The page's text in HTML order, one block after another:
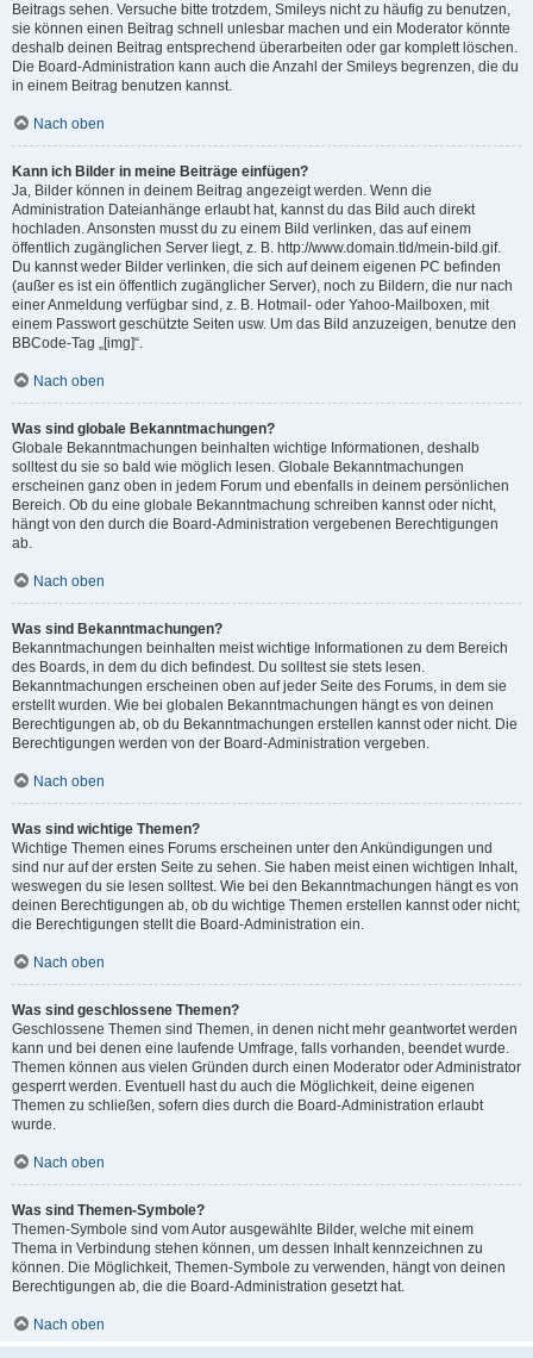
Beitrags sehen. Versuche bitte trotzdem, Smileys nicht zu häufig zu benutzen,
sie können einen Beitrag schnell unlesbar machen und ein Moderator könnte
deshalb deinen Beitrag entsprechend überarbeiten oder gar komplett löschen.
Die Board-Administration kann auch die Anzahl der Smileys begrenzen, die du
in einem Beitrag benutzen kannst.
Nach oben
Kann ich Bilder in meine Beiträge einfügen?
Ja, Bilder können in deinem Beitrag angezeigt werden. Wenn die
Administration Dateianhänge erlaubt hat, kannst du das Bild auch direkt
hochladen. Ansonsten musst du zu einem Bild verlinken, das auf einem
öffentlich zugänglichen Server liegt, z. B. http://www.domain.tld/mein-bild.gif.
Du kannst weder Bilder verlinken, die sich auf deinem eigenen PC befinden
(außer es ist ein öffentlich zugänglicher Server), noch zu Bildern, die nur nach
einer Anmeldung verfügbar sind, z. B. Hotmail- oder Yahoo-Mailboxen, mit
einem Passwort geschützte Seiten usw. Um das Bild anzuzeigen, benutze den
BBCode-Tag „[img]“.
Nach oben
Was sind globale Bekanntmachungen?
Globale Bekanntmachungen beinhalten wichtige Informationen, deshalb
solltest du sie so bald wie möglich lesen. Globale Bekanntmachungen
erscheinen ganz oben in jedem Forum und ebenfalls in deinem persönlichen
Bereich. Ob du eine globale Bekanntmachung schreiben kannst oder nicht,
hängt von den durch die Board-Administration vergebenen Berechtigungen
ab.
Nach oben
Was sind Bekanntmachungen?
Bekanntmachungen beinhalten meist wichtige Informationen zu dem Bereich
des Boards, in dem du dich befindest. Du solltest sie stets lesen.
Bekanntmachungen erscheinen oben auf jeder Seite des Forums, in dem sie
erstellt wurden. Wie bei globalen Bekanntmachungen hängt es von deinen
Berechtigungen ab, ob du Bekanntmachungen erstellen kannst oder nicht. Die
Berechtigungen werden von der Board-Administration vergeben.
Nach oben
Was sind wichtige Themen?
Wichtige Themen eines Forums erscheinen unter den Ankündigungen und
sind nur auf der ersten Seite zu sehen. Sie haben meist einen wichtigen Inhalt,
weswegen du sie lesen solltest. Wie bei den Bekanntmachungen hängt es von
deinen Berechtigungen ab, ob du wichtige Themen erstellen kannst oder nicht;
die Berechtigungen stellt die Board-Administration ein.
Nach oben
Was sind geschlossene Themen?
Geschlossene Themen sind Themen, in denen nicht mehr geantwortet werden
kann und bei denen eine laufende Umfrage, falls vorhanden, beendet wurde.
Themen können aus vielen Gründen durch einen Moderator oder Administrator
gesperrt werden. Eventuell hast du auch die Möglichkeit, deine eigenen
Themen zu schließen, sofern dies durch die Board-Administration erlaubt
wurde.
Nach oben
Was sind Themen-Symbole?
Themen-Symbole sind vom Autor ausgewählte Bilder, welche mit einem
Thema in Verbindung stehen können, um dessen Inhalt kennzeichnen zu
können. Die Möglichkeit, Themen-Symbole zu verwenden, hängt von deinen
Berechtigungen ab, die die Board-Administration gesetzt hat.
Nach oben